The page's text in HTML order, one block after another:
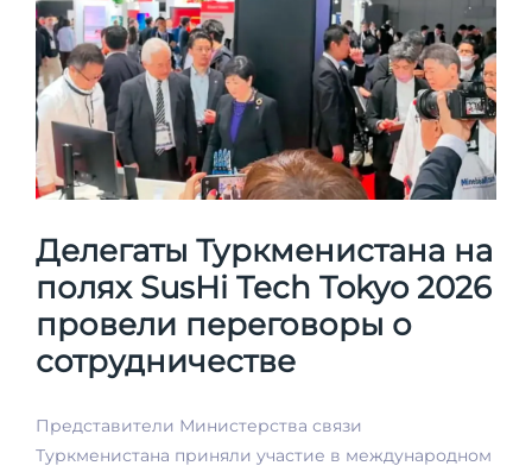
Делегаты Туркменистана на
полях SusHi Tech Tokyo 2026
провели переговоры о
сотрудничестве
Представители Министерства связи
Туркменистана приняли участие в международном